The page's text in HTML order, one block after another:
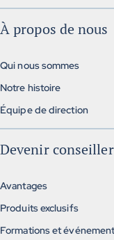
Régimes de retraite
Solutions exclusives
À propos de nous
Qui nous sommes
Notre histoire
Équipe de direction
Devenir conseiller
Avantages
Produits exclusifs
Formations et